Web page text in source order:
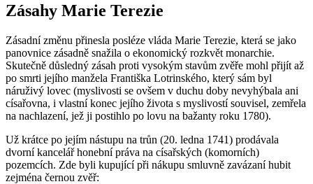
Zásahy Marie Terezie
Zásadní změnu přinesla posléze vláda Marie Terezie, která se jako
panovnice zásadně snažila o ekonomický rozkvět monarchie.
Skutečně důsledný zásah proti vysokým stavům zvěře mohl přijít až
po smrti jejího manžela Františka Lotrinského, který sám byl
náruživý lovec (myslivosti se ovšem v duchu doby nevyhýbala ani
císařovna, i vlastní konec jejího života s myslivostí souvisel, zemřela
na nachlazení, jež ji postihlo po lovu na bažanty roku 1780).
Už krátce po jejím nástupu na trůn (20. ledna 1741) prodávala
dvorní kancelář honební práva na císařských (komorních)
pozemcích. Zde byli kupující při nákupu smluvně zavázaní hubit
zejména černou zvěř: